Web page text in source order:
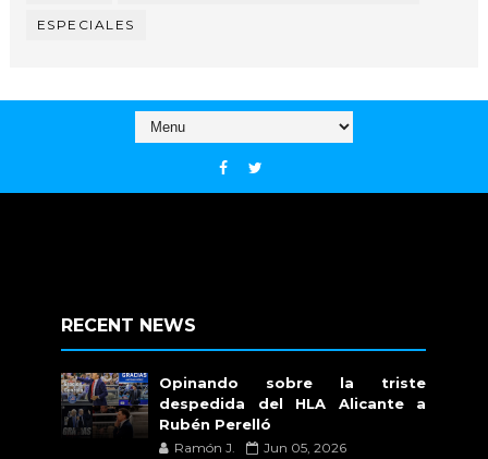
ESPECIALES
RECENT NEWS
Opinando sobre la triste
despedida del HLA Alicante a
Rubén Perelló
Ramón J. Jun 05, 2026